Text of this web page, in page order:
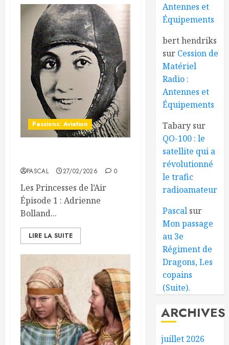
Passions: Aviation
PASCAL 27/02/2026 0
Les Princesses de l’Air
Épisode 1 : Adrienne
Bolland...
LIRE LA SUITE
Antennes et
Équipements
bert hendriks
sur Cession de
Matériel
Radio :
Antennes et
Équipements
Tabary sur
QO-100 : le
satellite qui a
révolutionné
le trafic
radioamateur
Pascal sur
Mon passage
au 3e
Régiment de
Dragons, Les
copains
(Suite).
ARCHIVES
juillet 2026